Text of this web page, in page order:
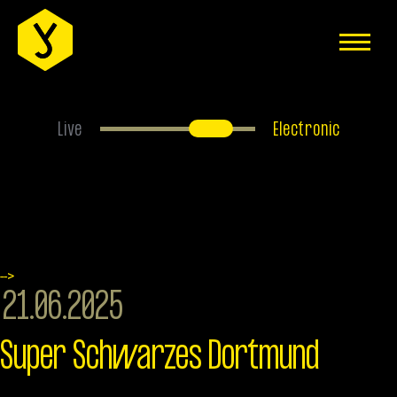
EVENTS
ANFAHRT
MITGLIEDER-BEREICH
DATENSCHUTZERKLÄRUNG
Live Electronic
-->
21.06.2025
Super Schwarzes Dortmund